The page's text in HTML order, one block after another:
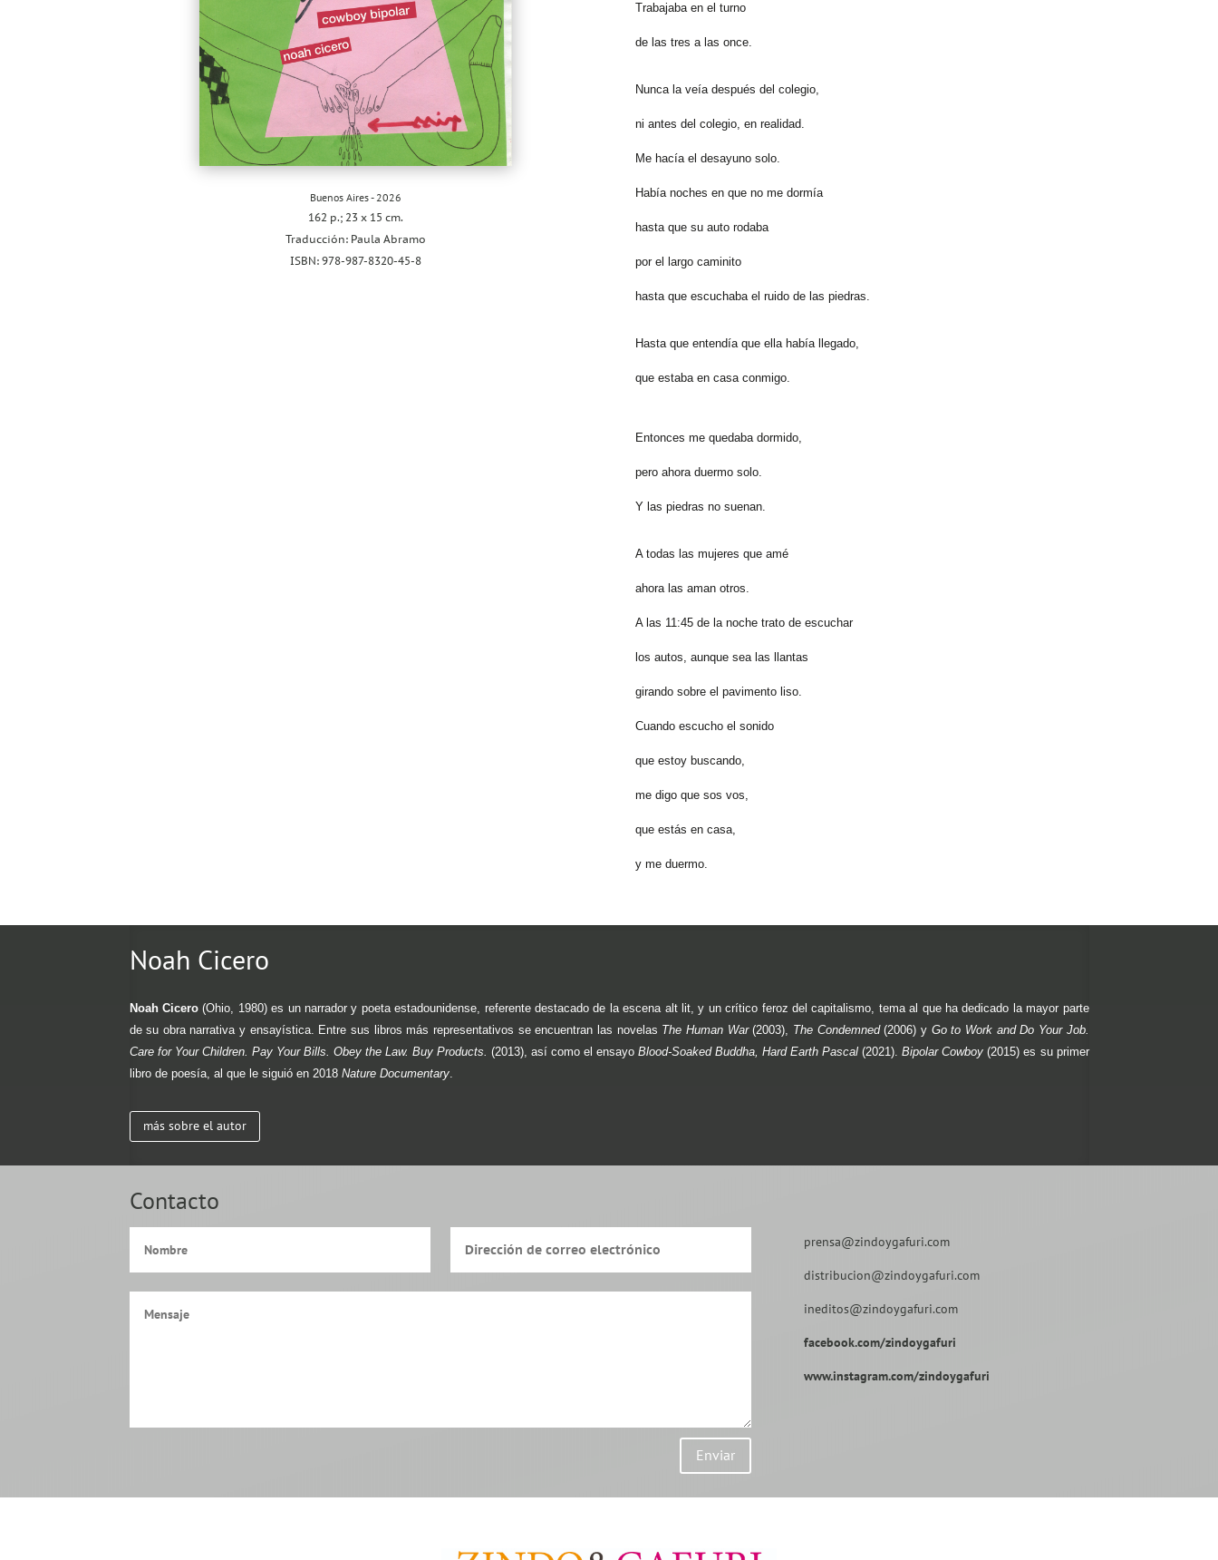
Buenos Aires - 2026
162 p.; 23 x 15 cm.
Traducción: Paula Abramo
ISBN: 978-987-8320-45-8
Trabajaba en el turno
de las tres a las once.
Nunca la veía después del colegio,
ni antes del colegio, en realidad.
Me hacía el desayuno solo.
Había noches en que no me dormía
hasta que su auto rodaba
por el largo caminito
hasta que escuchaba el ruido de las piedras.
Hasta que entendía que ella había llegado,
que estaba en casa conmigo.
Entonces me quedaba dormido,
pero ahora duermo solo.
Y las piedras no suenan.
A todas las mujeres que amé
ahora las aman otros.
A las 11:45 de la noche trato de escuchar
los autos, aunque sea las llantas
girando sobre el pavimento liso.
Cuando escucho el sonido
que estoy buscando,
me digo que sos vos,
que estás en casa,
y me duermo.
Noah Cicero
Noah Cicero(Ohio, 1980) es un narrador y poeta estadounidense, referente destacado de la escena alt lit, y un crítico feroz del capitalismo, tema al que ha dedicado la mayor parte
de su obra narrativa y ensayística. Entre sus libros más representativos se encuentran las novelas The Human War(2003), The Condemned(2006) y Go to Work and Do Your Job.
Care for Your Children. Pay Your Bills. Obey the Law. Buy Products. (2013), así como el ensayoBlood-Soaked Buddha, Hard Earth Pascal(2021).Bipolar Cowboy(2015) es su primer
libro de poesía, al que le siguió en 2018 Nature Documentary.
más sobre el autor
Contacto
Enviar
prensa@zindoygafuri.com
distribucion@zindoygafuri.com
ineditos@zindoygafuri.com
facebook.com/zindoygafuri
www.instagram.com/zindoygafuri